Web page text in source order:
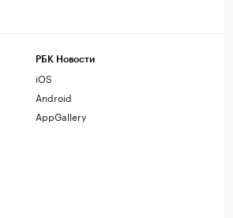
РБК Новости
iOS
Android
AppGallery